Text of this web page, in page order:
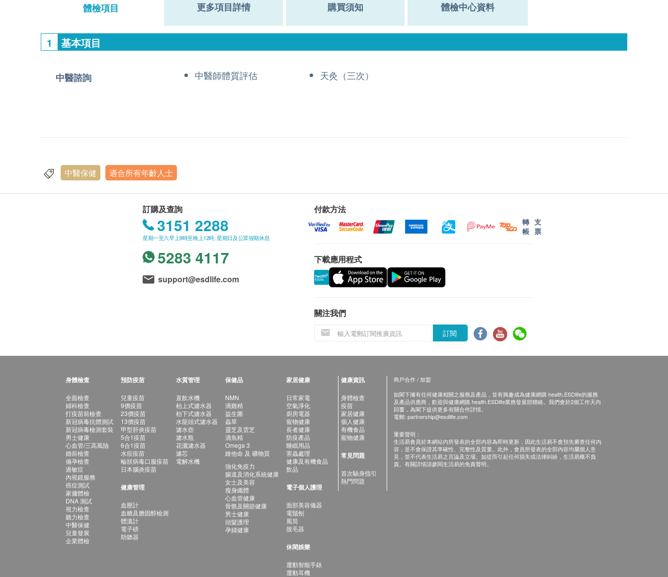
體檢項目 更多項目詳情 購買須知 體檢中心資料
1 基本項目
中醫諮詢 中醫師體質評估 天灸（三次）
中醫保健 適合所有年齡人士
訂購及查詢
3151 2288
星期一至六早上9時至晚上12時; 星期日及公眾假期休息
5283 4117
support@esdlife.com
付款方法
轉
帳
支
票
下載應用程式
關注我們
訂閱
身體檢查
全面檢查
婦科檢查
打疫苗前檢查
新冠病毒抗體測試
新冠病毒檢測套裝
男士健康
心血管/三高風險
婚前檢查
備孕檢查
過敏症
內視鏡服務
癌症測試
家傭體檢
DNA 測試
視力檢查
聽力檢查
中醫保健
兒童發展
企業體檢
預防疫苗
兒童疫苗
9價疫苗
23價疫苗
13價疫苗
甲型肝炎疫苗
5合1疫苗
6合1疫苗
水痘疫苗
輪狀病毒口服疫苗
日本腦炎疫苗
健康管理
血壓計
血糖及膽固醇檢測
體溫計
電子磅
助聽器
水質管理
直飲水機
枱上式濾水器
枱下式濾水器
水龍頭式濾水器
濾水壺
濾水瓶
花灑濾水器
濾芯
電解水機
保健品
NMN
滴雞精
益生菌
蟲草
靈芝及雲芝
滴魚精
Omega 3
維他命 及 礦物質
強化免疫力
腸道及消化系統健康
女士及美容
瘦身纖體
心血管健康
骨骼及關節健康
男士健康
頭髮護理
孕婦健康
家居健康
日常家電
空氣淨化
廚房電器
寵物健康
長者健康
防疫產品
睡眠用品
害蟲處理
健康及有機食品
飲品
電子個人護理
面部美容儀器
電鬚刨
風筒
脫毛器
休閑娛樂
運動智能手錶
運動耳機
健康資訊
身體檢查
疫苗
家居健康
個人健康
有機食品
寵物健康
常見問題
首次驗身指引
熱門問題
商戶合作 / 加盟
如閣下擁有任何健康相關之服務及產品，並有興趣成為健康網購 health.ESDlife的服務
及產品供應商，歡迎與健康網購 health.ESDlife業務發展部聯絡。我們會於2個工作天內
回覆，為閣下提供更多有關合作詳情。
電郵: partnership@esdlife.com
重要聲明：
生活易會員於本網站內所發表的全部內容為即時更新，因此生活易不會預先審查任何內
容，並不會保證其準確性、完整性及質量。此外，會員所發表的全部內容均屬個人意
見，並不代表生活易之言論及立場。如從而引起任何損失或法律糾紛，生活易概不負
責。有關詳情請參閱生活易的免責聲明。